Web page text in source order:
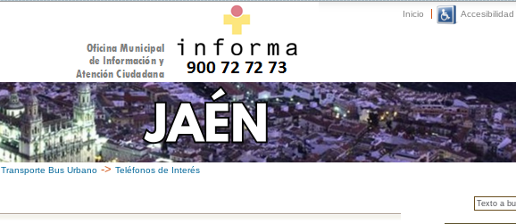
Inicio Accesibilidad
Transporte Bus Urbano -> Teléfonos de Interés